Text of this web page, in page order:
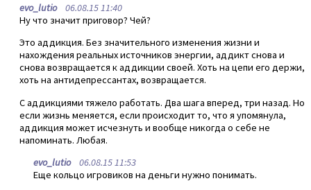
evo_lutio06.08.15 11:40
Ну что значит приговор? Чей?
Это аддикция. Без значительного изменения жизни и
нахождения реальных источников энергии, аддикт снова и
снова возвращается к аддикции своей. Хоть на цепи его держи,
хоть на антидепрессантах, возвращается.
С аддикциями тяжело работать. Два шага вперед, три назад. Но
если жизнь меняется, если происходит то, что я упомянула,
аддикция может исчезнуть и вообще никогда о себе не
напоминать. Любая.
evo_lutio06.08.15 11:53
Еще кольцо игровиков на деньги нужно понимать.